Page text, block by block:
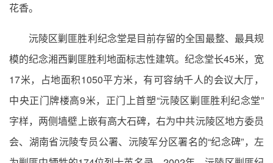
花香。
沅陵区剿匪胜利纪念堂是目前存留的全国最整、最具规
模的纪念湘西剿匪胜利地面标志性建筑。纪念堂长45米，宽
17米，占地面积1050平方米，有可容纳千人的会议大厅，
中央正门牌楼高9米，正门上首塑“沅陵区剿匪胜利纪念堂”
字样，两侧墙壁上嵌有高大石碑，右为中共沅陵区地方委员
会、湖南省沅陵专员公署、沅陵军分区署名的“纪念碑”，左